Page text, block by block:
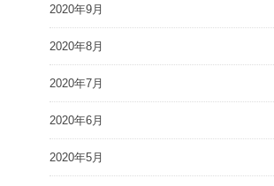
2020年9月
2020年8月
2020年7月
2020年6月
2020年5月